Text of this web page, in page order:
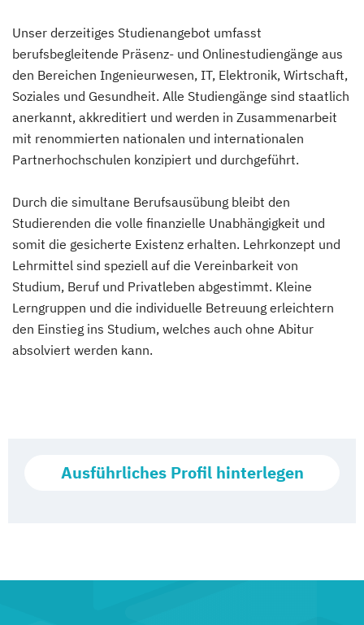
Unser derzeitiges Studienangebot umfasst
berufsbegleitende Präsenz- und Onlinestudiengänge aus
den Bereichen Ingenieurwesen, IT, Elektronik, Wirtschaft,
Soziales und Gesundheit. Alle Studiengänge sind staatlich
anerkannt, akkreditiert und werden in Zusammenarbeit
mit renommierten nationalen und internationalen
Partnerhochschulen konzipiert und durchgeführt.
Durch die simultane Berufsausübung bleibt den
Studierenden die volle finanzielle Unabhängigkeit und
somit die gesicherte Existenz erhalten. Lehrkonzept und
Lehrmittel sind speziell auf die Vereinbarkeit von
Studium, Beruf und Privatleben abgestimmt. Kleine
Lerngruppen und die individuelle Betreuung erleichtern
den Einstieg ins Studium, welches auch ohne Abitur
absolviert werden kann.
Ausführliches Profil hinterlegen